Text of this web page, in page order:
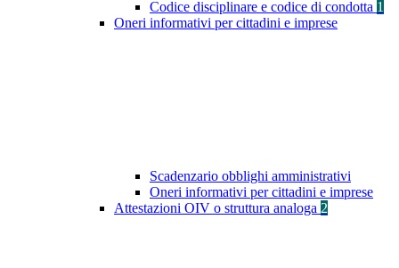
Codice disciplinare e codice di condotta 1
Oneri informativi per cittadini e imprese
Scadenzario obblighi amministrativi
Oneri informativi per cittadini e imprese
Attestazioni OIV o struttura analoga 2